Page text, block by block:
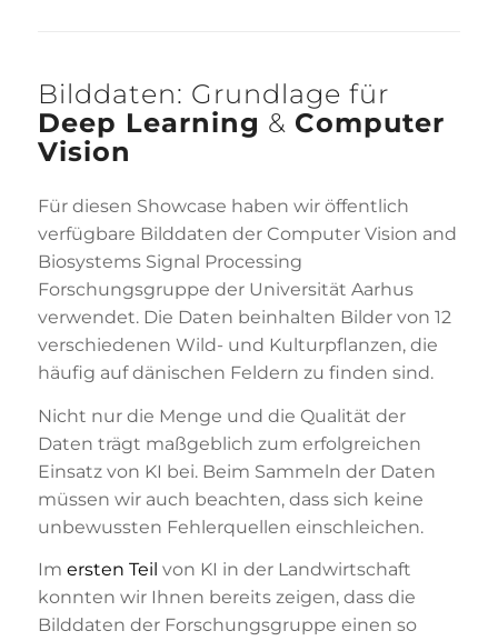
Bilddaten: Grundlage für
Deep Learning & Computer
Vision
Für diesen Showcase haben wir öffentlich
verfügbare Bilddaten der Computer Vision and
Biosystems Signal Processing
Forschungsgruppe der Universität Aarhus
verwendet. Die Daten beinhalten Bilder von 12
verschiedenen Wild- und Kulturpflanzen, die
häufig auf dänischen Feldern zu finden sind.
Nicht nur die Menge und die Qualität der
Daten trägt maßgeblich zum erfolgreichen
Einsatz von KI bei. Beim Sammeln der Daten
müssen wir auch beachten, dass sich keine
unbewussten Fehlerquellen einschleichen.
Im ersten Teil von KI in der Landwirtschaft
konnten wir Ihnen bereits zeigen, dass die
Bilddaten der Forschungsgruppe einen so